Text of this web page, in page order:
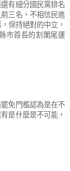
有細分國民黨排名
三名，不相信民進
保持絕對的中立，
市首長的割闌尾運
免門檻認為是在不
是什麼是不可能，